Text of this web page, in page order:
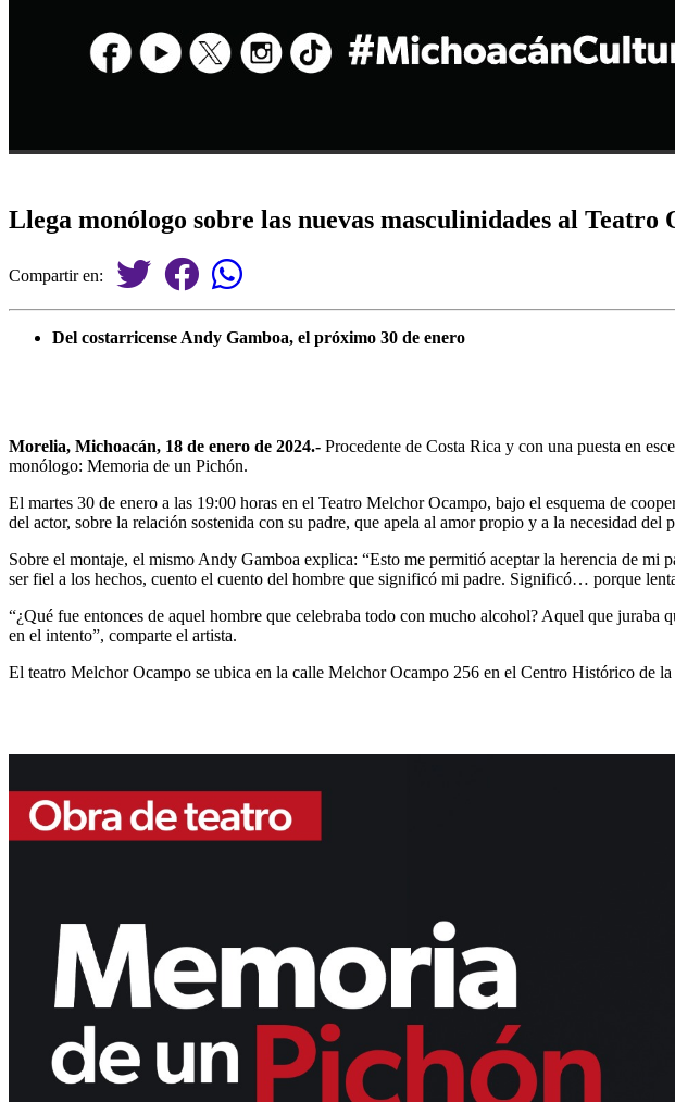
Llega monólogo sobre las nuevas masculinidades al Teatro
Compartir en:
Del costarricense Andy Gamboa, el próximo 30 de enero
Morelia, Michoacán, 18 de enero de 2024.- Procedente de Costa Rica y con una puesta en
monólogo: Memoria de un Pichón.
El martes 30 de enero a las 19:00 horas en el Teatro Melchor Ocampo, bajo el esquema de
del actor, sobre la relación sostenida con su padre, que apela al amor propio y a la necesidad del
Sobre el montaje, el mismo Andy Gamboa explica: “Esto me permitió aceptar la herencia de
ser fiel a los hechos, cuento el cuento del hombre que significó mi padre. Significó… porque
“¿Qué fue entonces de aquel hombre que celebraba todo con mucho alcohol? Aquel que
en el intento”, comparte el artista.
El teatro Melchor Ocampo se ubica en la calle Melchor Ocampo 256 en el Centro Histórico de la